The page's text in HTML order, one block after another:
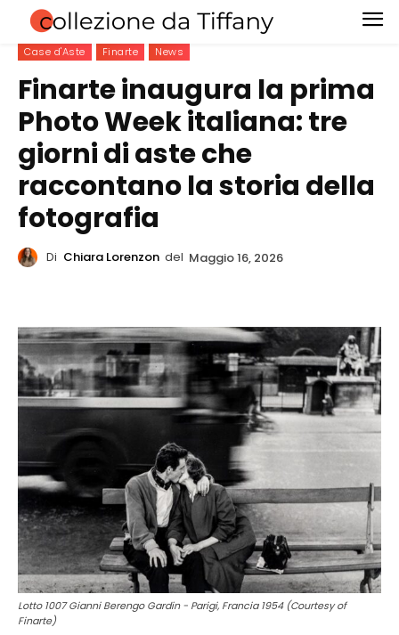
Case d'Aste Finarte News
Finarte inaugura la prima
Photo Week italiana: tre
giorni di aste che
raccontano la storia della
fotografia
Di Chiara Lorenzon del Maggio 16, 2026
Lotto 1007 Gianni Berengo Gardin - Parigi, Francia 1954 (Courtesy of
Finarte)